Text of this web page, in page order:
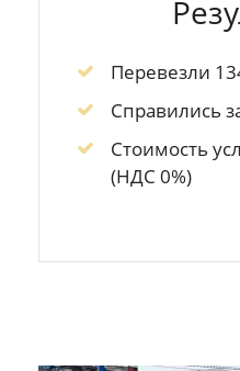
Перевезли
Справились
Стоимость
(НДС 0%)